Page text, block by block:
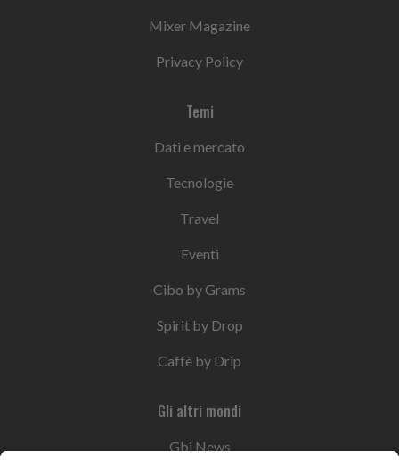
Mixer Magazine
Privacy Policy
Temi
Dati e mercato
Tecnologie
Travel
Eventi
Cibo by Grams
Spirit by Drop
Caffè by Drip
Gli altri mondi
Gbi News